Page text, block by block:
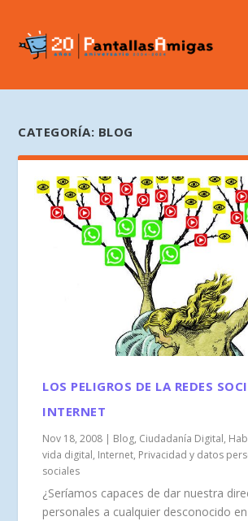
CATEGORÍA: BLOG
LOS PELIGROS DE LA REDES
INTERNET
Nov 18, 2008 | Blog, Ciudadanía Digital,
vida digital, Internet, Privacidad y datos
sociales
¿Seríamos capaces de dar nuestra
personales a cualquier desconocido en